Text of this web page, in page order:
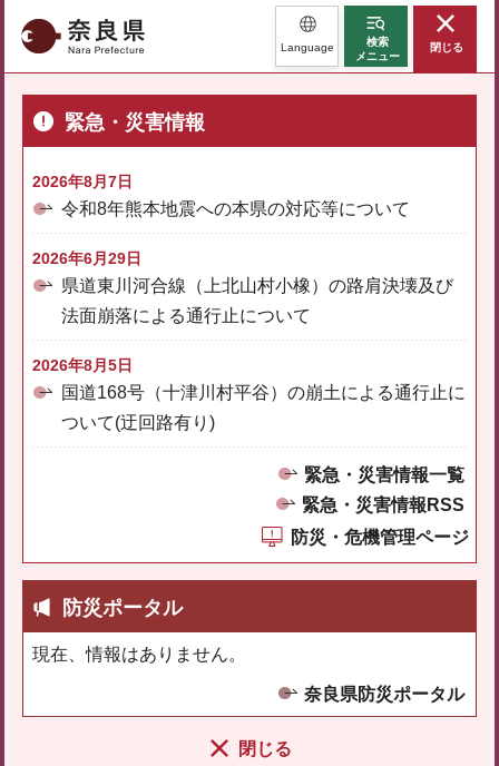
奈良県 Language
検索
メニュー
閉じる
緊急・災害情報
2026年8月7日
令和8年熊本地震への本県の対応等について
2026年6月29日
県道東川河合線（上北山村小橡）の路肩決壊及び
法面崩落による通行止について
2026年8月5日
国道168号（十津川村平谷）の崩土による通行止に
ついて(迂回路有り)
緊急・災害情報一覧
緊急・災害情報RSS
防災・危機管理ページ
防災ポータル
現在、情報はありません。
奈良県防災ポータル
閉じる